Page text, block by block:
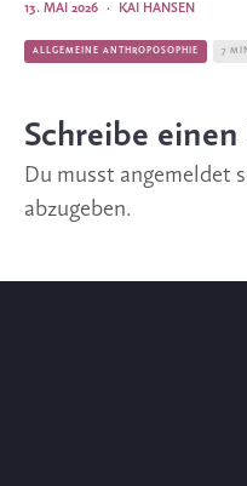
KAI HANSEN
·
13. MAI 2026
ALLGEMEINE ANTHROPOSOPHIE 7
Schreibe
Du musst angemeldet
abzugeben.